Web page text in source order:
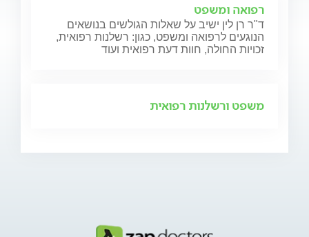
רפואה ומשפט
ד"ר רן לין ישיב על שאלות הגולשים בנושאים
הנוגעים לרפואה ומשפט, כגון: רשלנות רפואית,
זכויות החולה, חוות דעת רפואית ועוד
משפט ורשלנות רפואית